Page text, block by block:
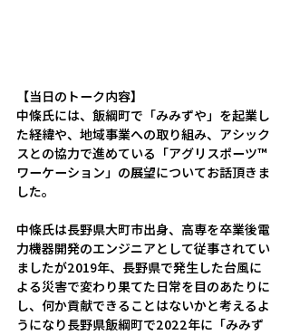
【当日のトーク内容】
中條氏には、飯綱町で「みみずや」を起業し
た経緯や、地域事業への取り組み、アシック
スとの協力で進めている「アグリスポーツ™
ワーケーション」の展望についてお話頂きま
した。
中條氏は長野県大町市出身、高専を卒業後電
力機器開発のエンジニアとして従事されてい
ましたが2019年、長野県で発生した台風に
よる災害で変わり果てた日常を目のあたりに
し、何か貢献できることはないかと考えるよ
うになり長野県飯綱町で2022年に「みみず